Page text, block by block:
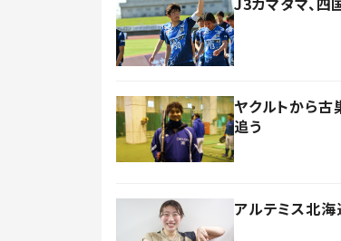
ヤクルトから
追う
アルテミス北